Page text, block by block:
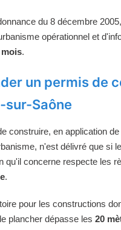
du 8 décembre
opérationnel et
mois.
un permis de
sur-Saône
construire, en application
n'est délivré que si
qu'il concerne respecte les
.
pour les constructions
plancher dépasse les 20